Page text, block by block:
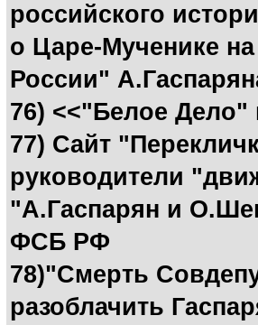
российского
о Царе-Мученике
России"
76) <<"Белое Дело"
77) Сайт
руководители
"А.Гаспарян и
ФСБ РФ
78)"Смерть
разоблачить